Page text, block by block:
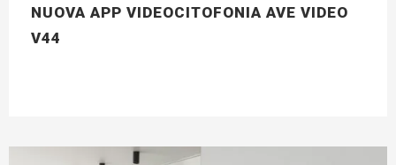
NUOVA APP VIDEOCITOFONIA AVE VIDEO
V44